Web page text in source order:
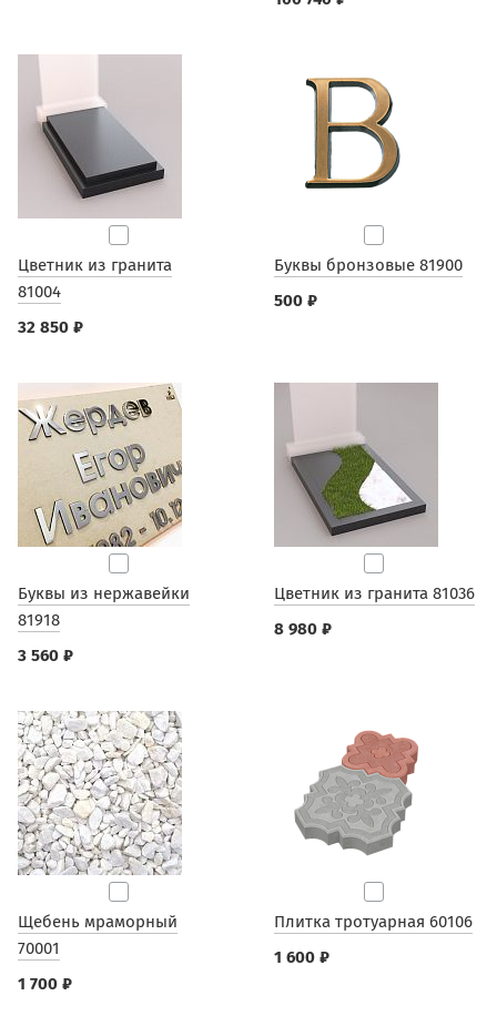
Цветник из гранита
81004
32 850 ₽
Буквы бронзовые 81900
500 ₽
Буквы из нержавейки
81918
3 560 ₽
Цветник из гранита 81036
8 980 ₽
Щебень мраморный
70001
1 700 ₽
Плитка тротуарная 60106
1 600 ₽